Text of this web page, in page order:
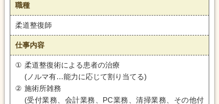
職種
柔道整復師
仕事内容
① 柔道整復術による患者の治療
(ノルマ有…能力に応じて割り当てる)
② 施術所雑務
(受付業務、会計業務、PC業務、清掃業務、その他付